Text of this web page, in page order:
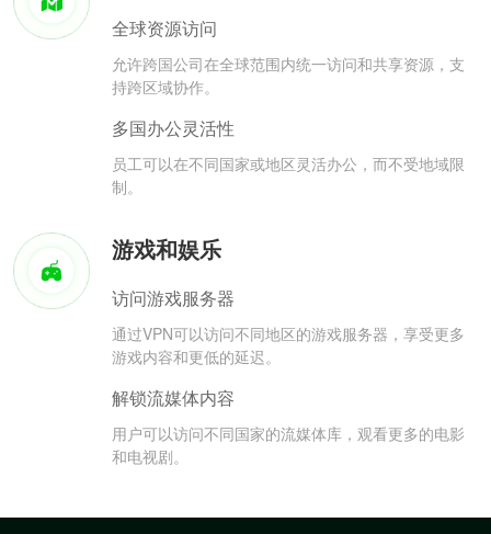
全球资源访问
允许跨国公司在全球范围内统一访问和共享资源，支
持跨区域协作。
多国办公灵活性
员工可以在不同国家或地区灵活办公，而不受地域限
制。
游戏和娱乐
访问游戏服务器
通过VPN可以访问不同地区的游戏服务器，享受更多
游戏内容和更低的延迟。
解锁流媒体内容
用户可以访问不同国家的流媒体库，观看更多的电影
和电视剧。